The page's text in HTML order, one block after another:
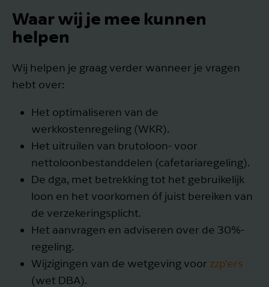
Waar wij je mee kunnen
helpen
Wij helpen je graag verder wanneer je vragen
hebt over:
Het optimaliseren van de
werkkostenregeling (WKR).
Het uitruilen van brutoloon- voor
nettoloonbestanddelen (cafetariaregeling).
De dga, met betrekking tot het gebruikelijk
loon en het voorkomen óf juist bereiken van
de verzekeringsplicht.
Het aanvragen en adviseren over de 30%-
regeling.
Wijzigingen van de wetgeving voor zzp'ers
(wet DBA).